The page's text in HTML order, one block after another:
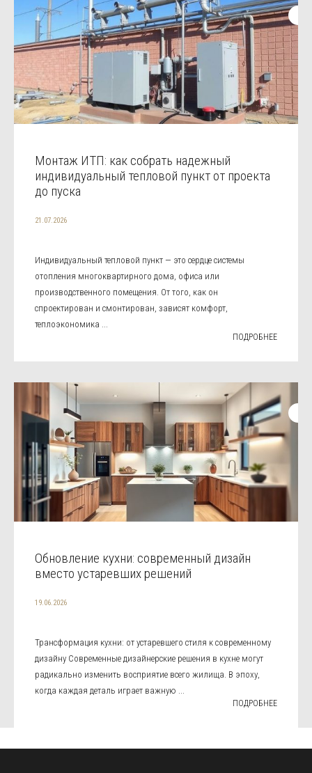
Монтаж ИТП: как собрать надежный
индивидуальный тепловой пункт от проекта
до пуска
21.07.2026
Индивидуальный тепловой пункт — это сердце системы
отопления многоквартирного дома, офиса или
производственного помещения. От того, как он
спроектирован и смонтирован, зависят комфорт,
теплоэкономика ...
ПОДРОБНЕЕ
Обновление кухни: современный дизайн
вместо устаревших решений
19.06.2026
Трансформация кухни: от устаревшего стиля к современному
дизайну Современные дизайнерские решения в кухне могут
радикально изменить восприятие всего жилища. В эпоху,
когда каждая деталь играет важную ...
ПОДРОБНЕЕ